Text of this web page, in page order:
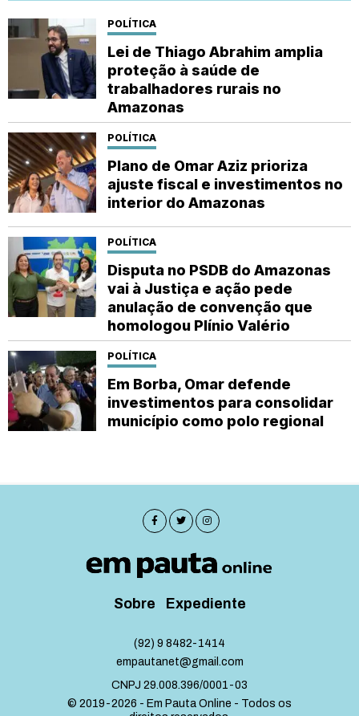
POLÍTICA
Lei de Thiago Abrahim amplia
proteção à saúde de
trabalhadores rurais no
Amazonas
POLÍTICA
Plano de Omar Aziz prioriza
ajuste fiscal e investimentos no
interior do Amazonas
POLÍTICA
Disputa no PSDB do Amazonas
vai à Justiça e ação pede
anulação de convenção que
homologou Plínio Valério
POLÍTICA
Em Borba, Omar defende
investimentos para consolidar
município como polo regional
Sobre Expediente
(92) 9 8482-1414
empautanet@gmail.com
CNPJ 29.008.396/0001-03
© 2019-2026 - Em Pauta Online - Todos os